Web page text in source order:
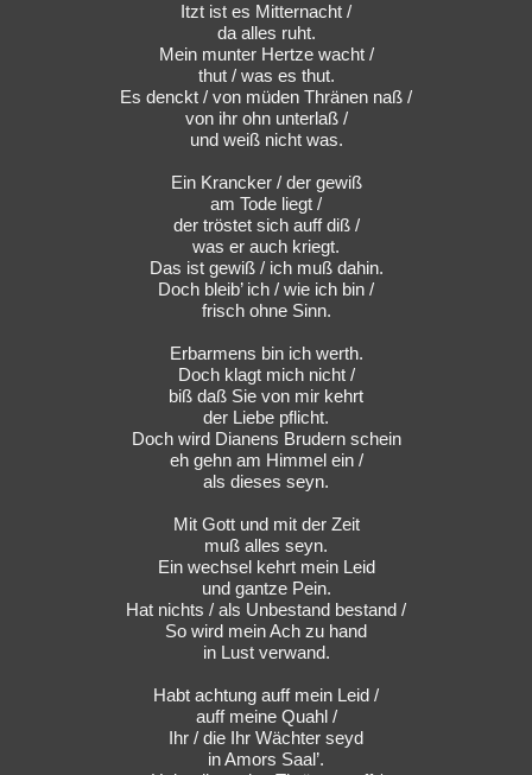
Itzt ist es Mitternacht /
da alles ruht.
Mein munter Hertze wacht /
thut / was es thut.
Es denckt / von müden Thränen naß /
von ihr ohn unterlaß /
und weiß nicht was.
Ein Krancker / der gewiß
am Tode liegt /
der tröstet sich auff diß /
was er auch kriegt.
Das ist gewiß / ich muß dahin.
Doch bleib’ ich / wie ich bin /
frisch ohne Sinn.
Erbarmens bin ich werth.
Doch klagt mich nicht /
biß daß Sie von mir kehrt
der Liebe pflicht.
Doch wird Dianens Brudern schein
eh gehn am Himmel ein /
als dieses seyn.
Mit Gott und mit der Zeit
muß alles seyn.
Ein wechsel kehrt mein Leid
und gantze Pein.
Hat nichts / als Unbestand bestand /
So wird mein Ach zu hand
in Lust verwand.
Habt achtung auff mein Leid /
auff meine Quahl /
Ihr / die Ihr Wächter seyd
in Amors Saal’.